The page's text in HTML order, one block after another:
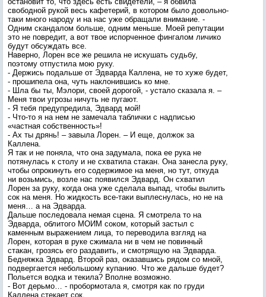
свободной рукой весь кафетерий, в котором было довольно-
таки много народу и на нас уже обращали внимание. -
Одним скандалом больше, одним меньше. Моей репутации
это не повредит, а вот твое испорченное фингалом личико
будут обсуждать все.
Наверно, Лорен все же решила не искушать судьбу,
поэтому отпустила мою руку.
- Держись подальше от Эдварда Каллена, не то хуже будет,
- прошипела она, чуть наклонившись ко мне.
- Шла бы ты, Мэлори, своей дорогой, - устало сказала я. –
Меня твои угрозы ничуть не пугают.
- Я тебя предупредила, Эдвард мой!
- Что-то я на нем не замечала таблички с надписью
«частная собственность»!
- Ах ты дрянь! – завыла Лорен. – И еще, должок за
Каллена.
Я так и не поняла, что она задумала, пока ее рука не
потянулась к столу и не схватила стакан. Она занесла руку,
чтобы опрокинуть его содержимое на меня, но тут, откуда
ни возьмись, возле нас появился Эдвард. Он схватил
Лорен за руку, когда она уже сделала выпад, чтобы вылить
сок на меня. Но жидкость все-таки выплеснулась, но не на
меня… а на Эдварда.
Дальше последовала немая сцена. Я смотрела то на
Эдварда, облитого МОИМ соком, который застыл с
каменным выражением лица, то переводила взгляд на
Лорен, которая в руке сжимала ни в чем не повинный
стакан, грозясь его раздавить, и смотрящую на Эдварда.
Бедняжка Эдвард. Второй раз, оказавшись рядом со мной,
подвергается небольшому купанию. Что же дальше будет?
Польется водка и текила? Вполне возможно.
- Вот дерьмо… - пробормотала я, смотря как по груди
Каллена стекает сок.